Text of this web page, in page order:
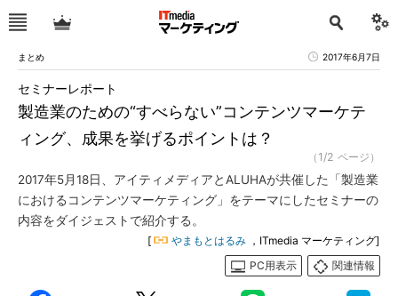
まとめ 2017年6月7日
製造業のための“すべらない”コンテンツマーケテ
ィング、成果を挙げるポイントは？
セミナーレポート
（1/2 ページ）
2017年5月18日、アイティメディアとALUHAが共催した「製造業
におけるコンテンツマーケティング」をテーマにしたセミナーの
内容をダイジェストで紹介する。
[ やまもとはるみ ，ITmedia マーケティング]
PC用表示
関連情報